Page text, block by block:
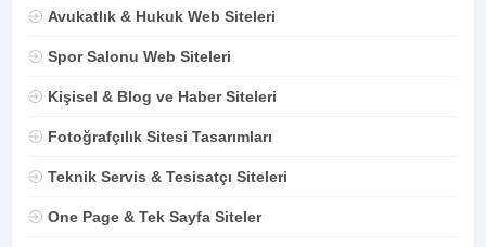
Avukatlık & Hukuk Web Siteleri
Spor Salonu Web Siteleri
Kişisel & Blog ve Haber Siteleri
Fotoğrafçılık Sitesi Tasarımları
Teknik Servis & Tesisatçı Siteleri
One Page & Tek Sayfa Siteler